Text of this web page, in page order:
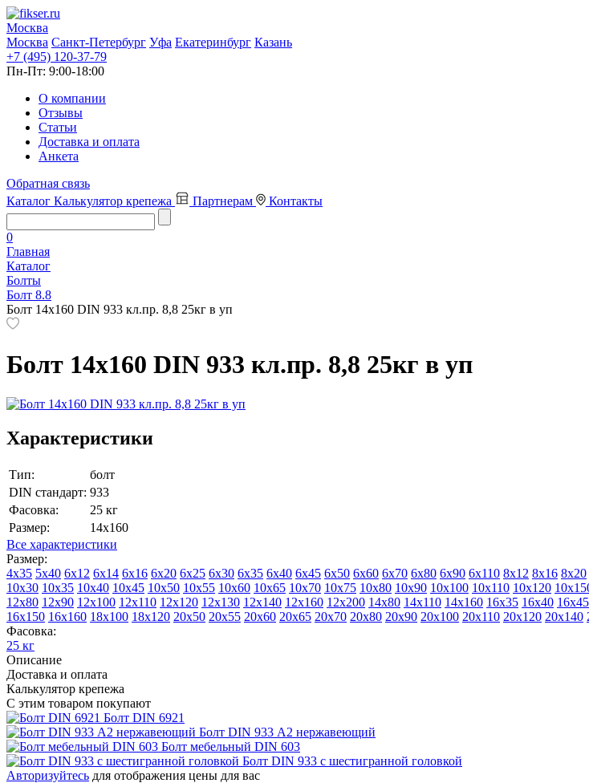
Москва
Москва Санкт-Петербург Уфа Екатеринбург Казань
+7 (495) 120-37-79
Пн-Пт: 9:00-18:00
О компании
Отзывы
Статьи
Доставка и оплата
Анкета
Обратная связь
Каталог Калькулятор крепежа Партнерам Контакты
0
Главная
Каталог
Болты
Болт 8.8
Болт 14х160 DIN 933 кл.пр. 8,8 25кг в уп
Болт 14х160 DIN 933 кл.пр. 8,8 25кг в уп
Характеристики
Тип:
болт
DIN стандарт: 933
Фасовка:
25 кг
Размер:
14х160
Все характеристики
Размер:
4х35 5х40 6х12 6х14 6х16 6х20 6х25 6х30 6х35 6х40 6х45 6х50 6х60 6х70 6х80 6х90 6х110 8х12 8х16 8х20
10х30 10х35 10х40 10х45 10х50 10х55 10х60 10х65 10х70 10х75 10х80 10х90 10х100 10х110 10х120
12х80 12х90 12х100 12х110 12х120 12х130 12х140 12х160 12х200 14х80 14х110 14х160 16х35 16х40 16х45
16х150 16х160 18х100 18х120 20х50 20х55 20х60 20х65 20х70 20х80 20х90 20х100 20х110 20х120 20х140
Фасовка:
25 кг
Описание
Доставка и оплата
Калькулятор крепежа
С этим товаром покупают
Болт DIN 6921
Болт DIN 933 A2 нержавеющий
Болт мебельный DIN 603
Болт DIN 933 с шестигранной головкой
Авторизуйтесь для отображения цены для вас